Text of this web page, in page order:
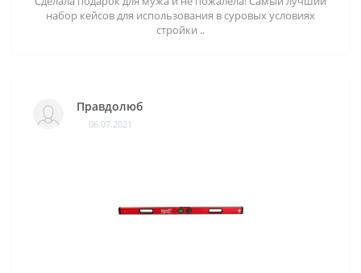
набор кейсов для использования в суровых условиях
стройки ..
Правдолюб
06.07.2021